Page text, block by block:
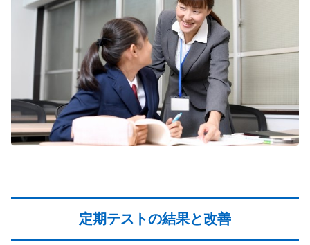
定期テストの結果と改善